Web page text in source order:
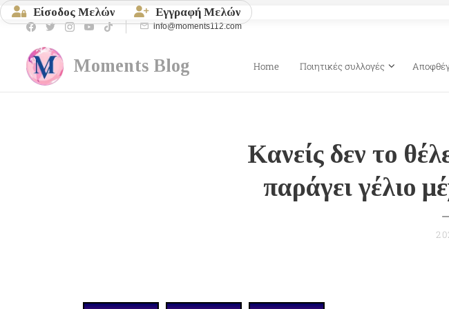
Είσοδος Μελών Εγγραφή Μελών
info@moments112.com
Moments Blog Home Ποιητικές συλλογές
Κανείς δεν το
παράγει γέλιο